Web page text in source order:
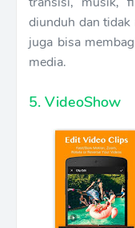
diunduh dan tidak
juga bisa
media.
5. VideoShow